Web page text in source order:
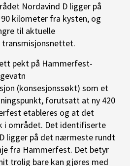
Nordavind D ligger på
kilometer fra kysten, og
til aktuelle
pekt på Hammerfest-
(konsesjonssøkt) som et
forutsatt at ny 420
etableres og at det
i området. Det identifiserte
ligger på det nærmeste rundt
fra Hammerfest. Det betyr
trolig bare kan gjøres med